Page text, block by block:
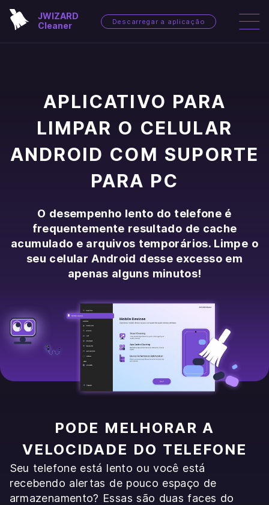
JWIZARD
Cleaner
Descarregar a aplicação
APLICATIVO PARA
LIMPAR O CELULAR
ANDROID COM SUPORTE
PARA PC
O desempenho lento do telefone é
frequentemente resultado de cache
acumulado e arquivos temporários. Limpe o
seu celular Android desse excesso em
apenas alguns minutos!
PODE MELHORAR A
VELOCIDADE DO TELEFONE
Seu telefone está lento ou você está
recebendo alertas de pouco espaço de
armazenamento? Essas são duas faces do